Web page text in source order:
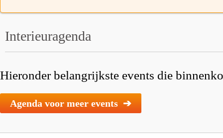
Interieuragenda
Hieronder belangrijkste events die
Agenda voor meer events ➔